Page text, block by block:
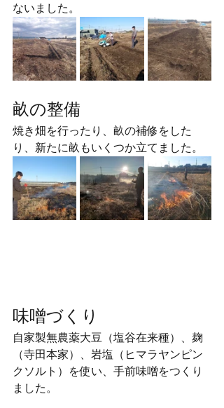
ないました。
畝の整備
焼き畑を行ったり、畝の補修をした
り、新たに畝もいくつか立てました。
味噌づくり
自家製無農薬大豆（塩谷在来種）、麹
（寺田本家）、岩塩（ヒマラヤンピン
クソルト）を使い、手前味噌をつくり
ました。